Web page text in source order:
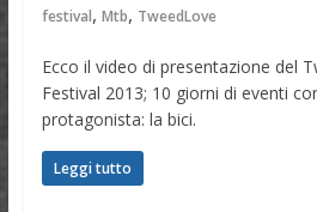
festival, Mtb, TweedLove
Ecco il video di presentazione del
Festival 2013; 10 giorni di eventi
protagonista: la bici.
Leggi tutto